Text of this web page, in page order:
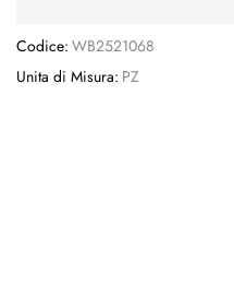
Codice: WB2521068
Unita di Misura: PZ